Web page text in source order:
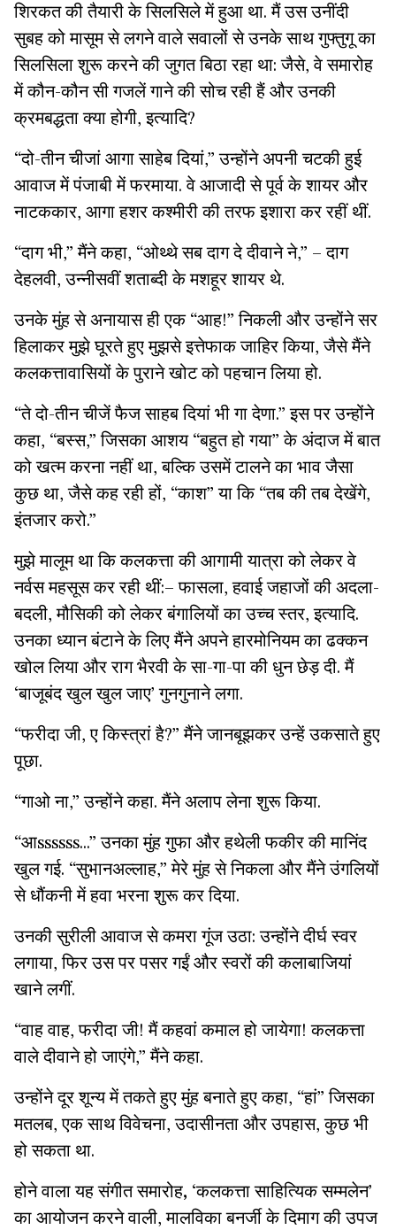
शिरकत की तैयारी के सिलसिले में हुआ था. मैं उस उनींदी
सुबह को मासूम से लगने वाले सवालों से उनके साथ गुफ्तुगू का
सिलसिला शुरू करने की जुगत बिठा रहा था: जैसे, वे समारोह
में कौन-कौन सी गजलें गाने की सोच रही हैं और उनकी
क्रमबद्धता क्या होगी, इत्यादि?
“दो-तीन चीजां आगा साहेब दियां,” उन्होंने अपनी चटकी हुई
आवाज में पंजाबी में फरमाया. वे आजादी से पूर्व के शायर और
नाटककार, आगा हशर कश्मीरी की तरफ इशारा कर रहीं थीं.
“दाग भी,” मैंने कहा, “ओथ्थे सब दाग दे दीवाने ने,” – दाग
देहलवी, उन्नीसवीं शताब्दी के मशहूर शायर थे.
उनके मुंह से अनायास ही एक “आह!” निकली और उन्होंने सर
हिलाकर मुझे घूरते हुए मुझसे इत्तेफाक जाहिर किया, जैसे मैंने
कलकत्तावासियों के पुराने खोट को पहचान लिया हो.
“ते दो-तीन चीजें फैज साहब दियां भी गा देणा.” इस पर उन्होंने
कहा, “बस्स,” जिसका आशय “बहुत हो गया” के अंदाज में बात
को खत्म करना नहीं था, बल्कि उसमें टालने का भाव जैसा
कुछ था, जैसे कह रही हों, “काश” या कि “तब की तब देखेंगे,
इंतजार करो.”
मुझे मालूम था कि कलकत्ता की आगामी यात्रा को लेकर वे
नर्वस महसूस कर रही थीं:– फासला, हवाई जहाजों की अदला-
बदली, मौसिकी को लेकर बंगालियों का उच्च स्तर, इत्यादि.
उनका ध्यान बंटाने के लिए मैंने अपने हारमोनियम का ढक्कन
खोल लिया और राग भैरवी के सा-गा-पा की धुन छेड़ दी. मैं
‘बाजूबंद खुल खुल जाए’ गुनगुनाने लगा.
“फरीदा जी, ए किस्त्रां है?” मैंने जानबूझकर उन्हें उकसाते हुए
पूछा.
“गाओ ना,” उन्होंने कहा. मैंने अलाप लेना शुरू किया.
“आssssss...” उनका मुंह गुफा और हथेली फकीर की मानिंद
खुल गई. “सुभानअल्लाह,” मेरे मुंह से निकला और मैंने उंगलियों
से धौंकनी में हवा भरना शुरू कर दिया.
उनकी सुरीली आवाज से कमरा गूंज उठा: उन्होंने दीर्घ स्वर
लगाया, फिर उस पर पसर गईं और स्वरों की कलाबाजियां
खाने लगीं.
“वाह वाह, फरीदा जी! मैं कहवां कमाल हो जायेगा! कलकत्ता
वाले दीवाने हो जाएंगे,” मैंने कहा.
उन्होंने दूर शून्य में तकते हुए मुंह बनाते हुए कहा, “हां” जिसका
मतलब, एक साथ विवेचना, उदासीनता और उपहास, कुछ भी
हो सकता था.
होने वाला यह संगीत समारोह, ‘कलकत्ता साहित्यिक सम्मलेन’
का आयोजन करने वाली, मालविका बनर्जी के दिमाग की उपज